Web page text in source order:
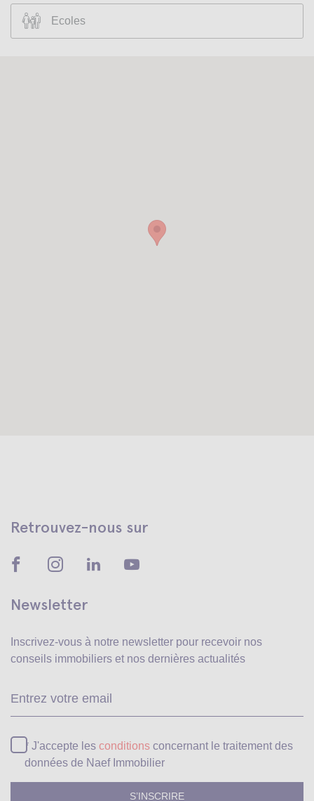
Ecoles
Retrouvez-nous sur
Newsletter
Inscrivez-vous à notre newsletter pour recevoir nos
conseils immobiliers et nos dernières actualités
* J'accepte les conditions concernant le traitement des
données de Naef Immobilier